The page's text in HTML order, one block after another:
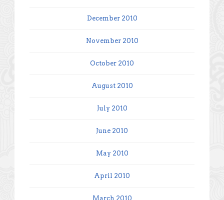
December 2010
November 2010
October 2010
August 2010
July 2010
June 2010
May 2010
April 2010
March 2010